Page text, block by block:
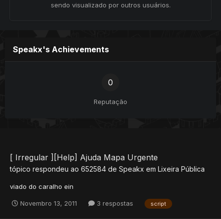
sendo visualizado por outros usuários.
Speakx's Achievements
0
Reputação
[ Irregular ][Help] Ajuda Mapa Urgente
tópico respondeu ao 652584 de Speakx em Lixeira Pública
viado do caralho ein
Novembro 13, 2011 3 respostas script